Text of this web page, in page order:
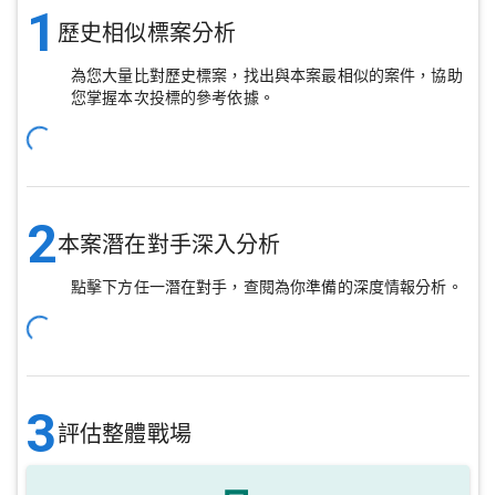
1 歷史相似標案分析
為您大量比對歷史標案，找出與本案最相似的案件，協助
您掌握本次投標的參考依據。
2本案潛在對手深入分析
點擊下方任一潛在對手，查閱為你準備的深度情報分析。
3評估整體戰場